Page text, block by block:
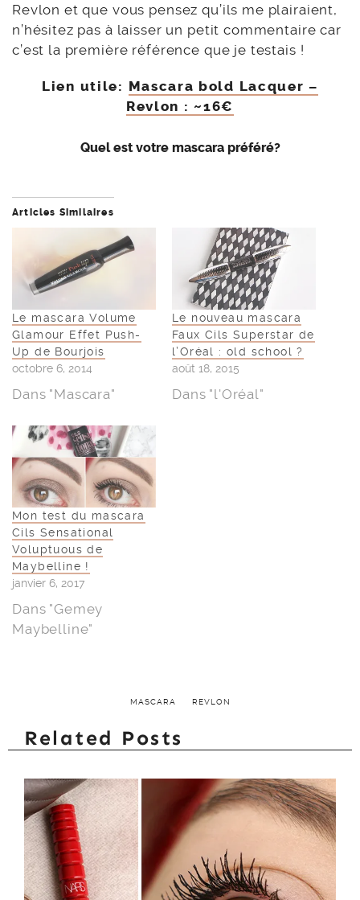
Revlon et que vous pensez qu’ils me plairaient,
n’hésitez pas à laisser un petit commentaire car
c’est la première référence que je testais !
Lien utile: Mascara bold Lacquer –
Revlon : ~16€
Quel est votre mascara préféré?
Articles Similaires
Le mascara Volume
Glamour Effet Push-
Up de Bourjois
octobre 6, 2014
Dans "Mascara"
Le nouveau mascara
Faux Cils Superstar de
l’Oréal : old school ?
août 18, 2015
Dans "l'Oréal"
Mon test du mascara
Cils Sensational
Voluptuous de
Maybelline !
janvier 6, 2017
Dans "Gemey
Maybelline"
MASCARA REVLON
Related Posts